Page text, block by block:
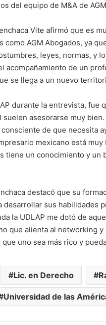
del equipo de M&A de
Vite afirmó que es
como AGM Abogados, ya
leyes, normas, y
acompañamiento de un
se llega a un nuevo
durante la entrevista, fue
asesorarse muy
de que necesita
mexicano está
tiene un conocimiento y un
destacó que su
desarrollar sus habilidades
la UDLAP me dotó de
que alienta al networking
uno sea más rico y
Lic. en Derecho
Universidad de las